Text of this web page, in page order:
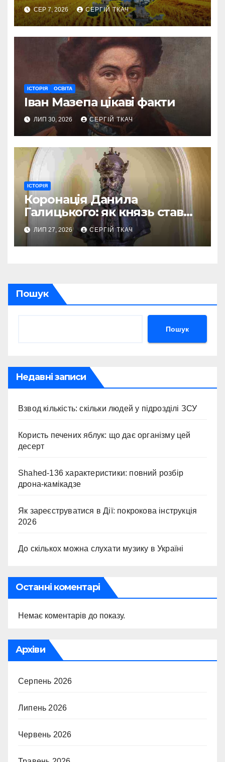
СЕР 7, 2026 СЕРГІЙ ТКАЧ
ІСТОРІЯ ОСВІТА
Іван Мазепа цікаві факти
ЛИП 30, 2026 СЕРГІЙ ТКАЧ
ІСТОРІЯ
Коронація Данила
Галицького: як князь став
королем Русі
ЛИП 27, 2026 СЕРГІЙ ТКАЧ
Пошук
Пошук
Недавні записи
Взвод кількість: скільки людей у підрозділі ЗСУ
Користь печених яблук: що дає організму цей
десерт
Shahed-136 характеристики: повний розбір
дрона-камікадзе
Як зареєструватися в Дії: покрокова інструкція
2026
До скількох можна слухати музику в Україні
Останні коментарі
Немає коментарів до показу.
Архіви
Серпень 2026
Липень 2026
Червень 2026